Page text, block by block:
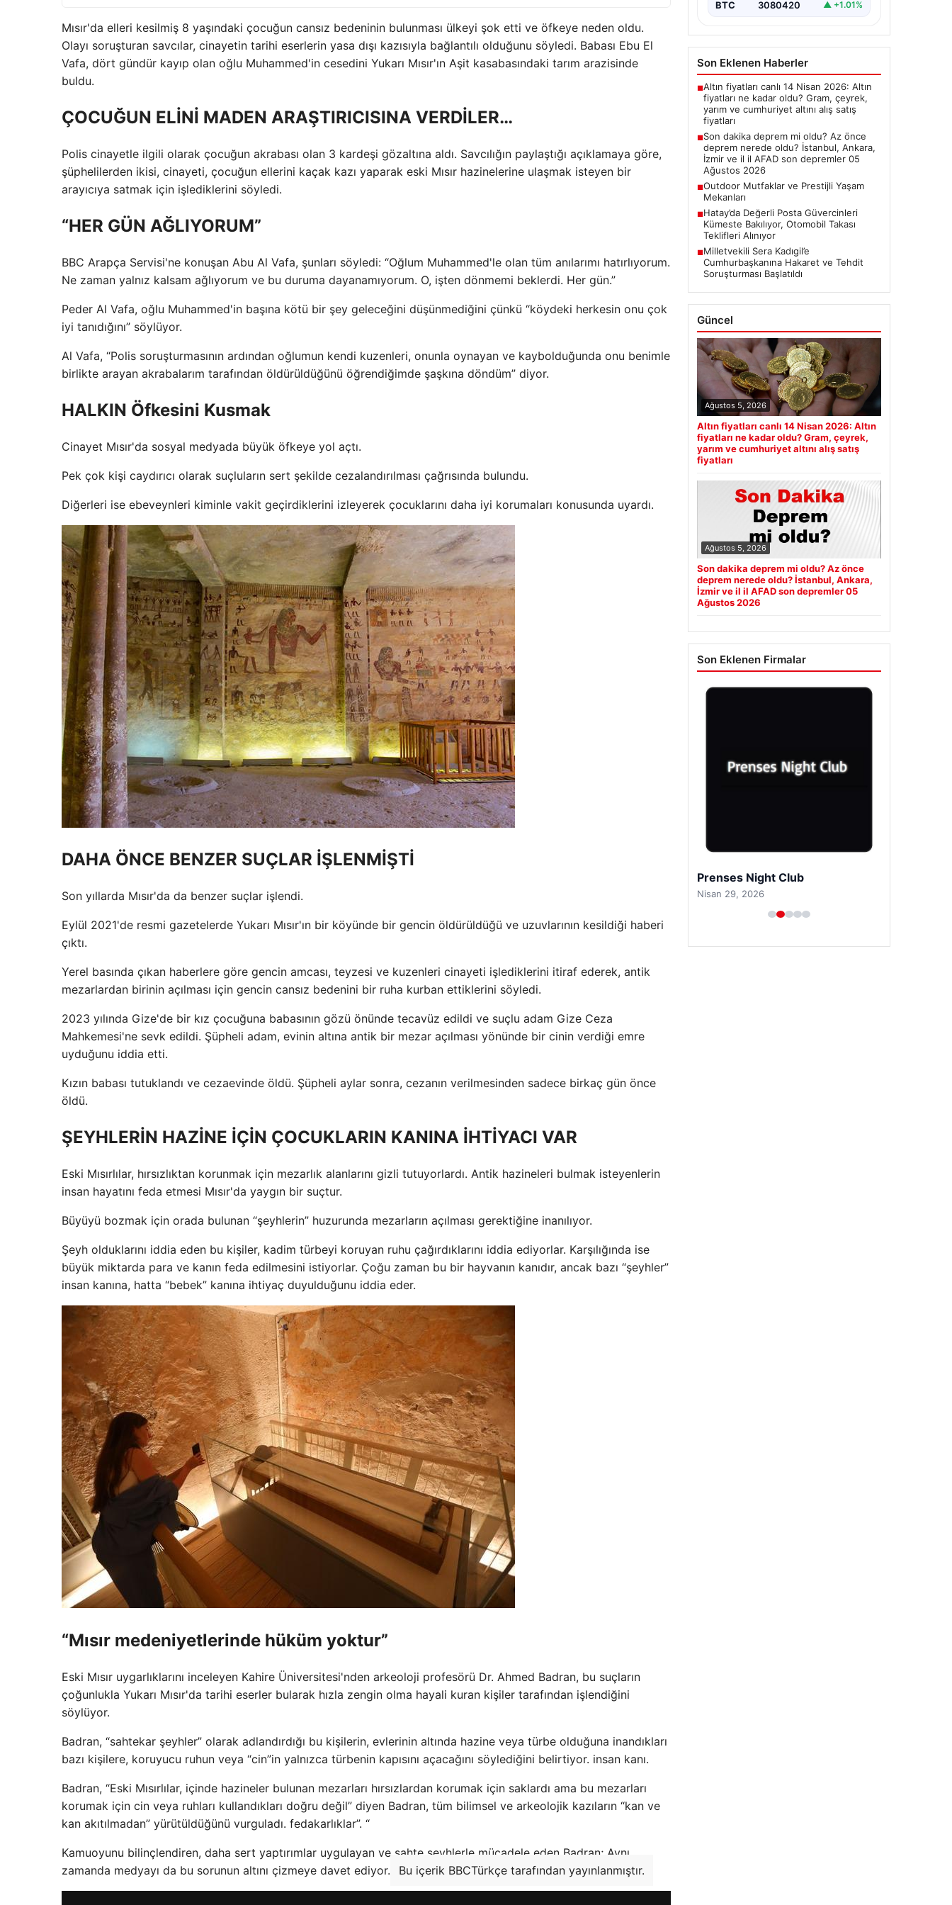
Mısır'da elleri kesilmiş 8 yaşındaki çocuğun cansız bedeninin bulunması ülkeyi şok etti ve öfkeye neden oldu.
Olayı soruşturan savcılar, cinayetin tarihi eserlerin yasa dışı kazısıyla bağlantılı olduğunu söyledi. Babası Ebu El
Vafa, dört gündür kayıp olan oğlu Muhammed'in cesedini Yukarı Mısır'ın Aşit kasabasındaki tarım arazisinde
buldu.
ÇOCUĞUN ELİNİ MADEN ARAŞTIRICISINA VERDİLER…
Polis cinayetle ilgili olarak çocuğun akrabası olan 3 kardeşi gözaltına aldı. Savcılığın paylaştığı açıklamaya göre,
şüphelilerden ikisi, cinayeti, çocuğun ellerini kaçak kazı yaparak eski Mısır hazinelerine ulaşmak isteyen bir
arayıcıya satmak için işlediklerini söyledi.
“HER GÜN AĞLIYORUM”
BBC Arapça Servisi'ne konuşan Abu Al Vafa, şunları söyledi: “Oğlum Muhammed'le olan tüm anılarımı hatırlıyorum.
Ne zaman yalnız kalsam ağlıyorum ve bu duruma dayanamıyorum. O, işten dönmemi beklerdi. Her gün.”
Peder Al Vafa, oğlu Muhammed'in başına kötü bir şey geleceğini düşünmediğini çünkü “köydeki herkesin onu çok
iyi tanıdığını” söylüyor.
Al Vafa, “Polis soruşturmasının ardından oğlumun kendi kuzenleri, onunla oynayan ve kaybolduğunda onu benimle
birlikte arayan akrabalarım tarafından öldürüldüğünü öğrendiğimde şaşkına döndüm” diyor.
HALKIN Öfkesini Kusmak
Cinayet Mısır'da sosyal medyada büyük öfkeye yol açtı.
Pek çok kişi caydırıcı olarak suçluların sert şekilde cezalandırılması çağrısında bulundu.
Diğerleri ise ebeveynleri kiminle vakit geçirdiklerini izleyerek çocuklarını daha iyi korumaları konusunda uyardı.
DAHA ÖNCE BENZER SUÇLAR İŞLENMİŞTİ
Son yıllarda Mısır'da da benzer suçlar işlendi.
Eylül 2021'de resmi gazetelerde Yukarı Mısır'ın bir köyünde bir gencin öldürüldüğü ve uzuvlarının kesildiği haberi
çıktı.
Yerel basında çıkan haberlere göre gencin amcası, teyzesi ve kuzenleri cinayeti işlediklerini itiraf ederek, antik
mezarlardan birinin açılması için gencin cansız bedenini bir ruha kurban ettiklerini söyledi.
2023 yılında Gize'de bir kız çocuğuna babasının gözü önünde tecavüz edildi ve suçlu adam Gize Ceza
Mahkemesi'ne sevk edildi. Şüpheli adam, evinin altına antik bir mezar açılması yönünde bir cinin verdiği emre
uyduğunu iddia etti.
Kızın babası tutuklandı ve cezaevinde öldü. Şüpheli aylar sonra, cezanın verilmesinden sadece birkaç gün önce
öldü.
ŞEYHLERİN HAZİNE İÇİN ÇOCUKLARIN KANINA İHTİYACI VAR
Eski Mısırlılar, hırsızlıktan korunmak için mezarlık alanlarını gizli tutuyorlardı. Antik hazineleri bulmak isteyenlerin
insan hayatını feda etmesi Mısır'da yaygın bir suçtur.
Büyüyü bozmak için orada bulunan “şeyhlerin” huzurunda mezarların açılması gerektiğine inanılıyor.
Şeyh olduklarını iddia eden bu kişiler, kadim türbeyi koruyan ruhu çağırdıklarını iddia ediyorlar. Karşılığında ise
büyük miktarda para ve kanın feda edilmesini istiyorlar. Çoğu zaman bu bir hayvanın kanıdır, ancak bazı “şeyhler”
insan kanına, hatta “bebek” kanına ihtiyaç duyulduğunu iddia eder.
“Mısır medeniyetlerinde hüküm yoktur”
Eski Mısır uygarlıklarını inceleyen Kahire Üniversitesi'nden arkeoloji profesörü Dr. Ahmed Badran, bu suçların
çoğunlukla Yukarı Mısır'da tarihi eserler bularak hızla zengin olma hayali kuran kişiler tarafından işlendiğini
söylüyor.
Badran, “sahtekar şeyhler” olarak adlandırdığı bu kişilerin, evlerinin altında hazine veya türbe olduğuna inandıkları
bazı kişilere, koruyucu ruhun veya “cin”in yalnızca türbenin kapısını açacağını söylediğini belirtiyor. insan kanı.
Badran, “Eski Mısırlılar, içinde hazineler bulunan mezarları hırsızlardan korumak için saklardı ama bu mezarları
korumak için cin veya ruhları kullandıkları doğru değil” diyen Badran, tüm bilimsel ve arkeolojik kazıların “kan ve
kan akıtılmadan” yürütüldüğünü vurguladı. fedakarlıklar”. “
Kamuoyunu bilinçlendiren, daha sert yaptırımlar uygulayan ve sahte şeyhlerle mücadele eden Badran; Aynı
zamanda medyayı da bu sorunun altını çizmeye davet ediyor.
Bu içerik BBCTürkçe tarafından yayınlanmıştır.
Değerlendirmeler”, “content”: “
BTC 3080420 ▲ +1.01%
Son Eklenen Haberler
■Altın fiyatları canlı 14 Nisan 2026: Altın
fiyatları ne kadar oldu? Gram, çeyrek,
yarım ve cumhuriyet altını alış satış
fiyatları
■Son dakika deprem mi oldu? Az önce
deprem nerede oldu? İstanbul, Ankara,
İzmir ve il il AFAD son depremler 05
Ağustos 2026
■Outdoor Mutfaklar ve Prestijli Yaşam
Mekanları
■Hatay’da Değerli Posta Güvercinleri
Kümeste Bakılıyor, Otomobil Takası
Teklifleri Alınıyor
■Milletvekili Sera Kadıgil’e
Cumhurbaşkanına Hakaret ve Tehdit
Soruşturması Başlatıldı
Güncel
Ağustos 5, 2026
Altın fiyatları canlı 14 Nisan 2026: Altın
fiyatları ne kadar oldu? Gram, çeyrek,
yarım ve cumhuriyet altını alış satış
fiyatları
Ağustos 5, 2026
Son dakika deprem mi oldu? Az önce
deprem nerede oldu? İstanbul, Ankara,
İzmir ve il il AFAD son depremler 05
Ağustos 2026
Son Eklenen Firmalar
Prenses Night Club
Nisan 29, 2026